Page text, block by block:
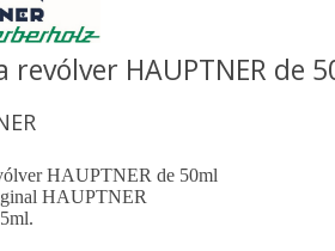
revólver HAUPTNER de
HAUPTNER de 50ml
HAUPTNER